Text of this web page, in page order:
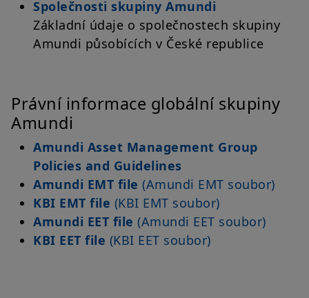
amerických právních předpisů. Jste-li „americkou osobou“,
nejste oprávněni na tyto webové stránky vstupovat.
Váš přístup k těmto webovým stránkám se řídí platnými
Společnosti skupiny Amundi
Základní údaje o společnostech skupiny
Amundi působících v České republice
Právní informace globální skupiny
Amundi
Amundi Asset Management Group
Policies and Guidelines
Amundi EMT file (Amundi EMT soubor)
KBI EMT file (KBI EMT soubor)
Amundi EET file (Amundi EET soubor)
KBI EET file (KBI EET soubor)